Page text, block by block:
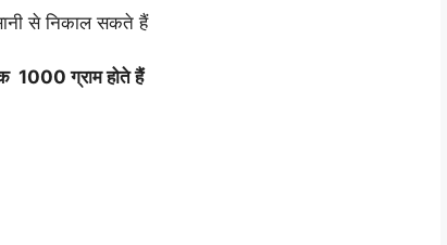
से निकाल सकते हैं
1000 ग्राम होते हैं